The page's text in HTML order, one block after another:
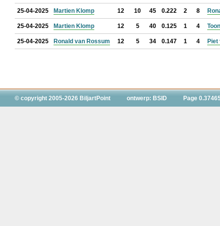
25-04-2025 Martien Klomp 12 10 45 0.222 2 8
25-04-2025 Martien Klomp 12 5 40 0.125 1 4
25-04-2025 Ronald van Rossum 12 5 34 0.147 1 4
© copyright 2005-2026 BiljartPoint ontwerp: BSID Page